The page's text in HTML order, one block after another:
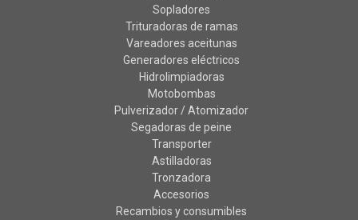
Sopladores
Trituradoras de ramas
Vareadores aceitunas
Generadores eléctricos
Hidrolimpiadoras
Motobombas
Pulverizador / Atomizador
Segadoras de peine
Transporter
Astilladoras
Tronzadora
Accesorios
Recambios y consumibles